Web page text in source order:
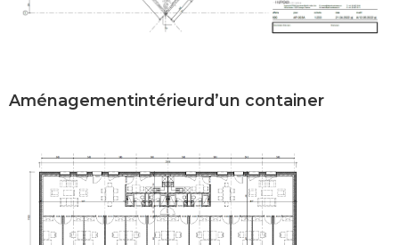
Aménagementintérieurd’un container